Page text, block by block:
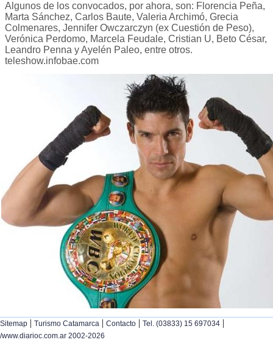
Algunos de los convocados, por ahora, son: Florencia Peña,
Marta Sánchez, Carlos Baute, Valeria Archimó, Grecia
Colmenares, Jennifer Owczarczyn (ex Cuestión de Peso),
Verónica Perdomo, Marcela Feudale, Cristian U, Beto César,
Leandro Penna y Ayelén Paleo, entre otros.
teleshow.infobae.com
Sitemap | Turismo Catamarca | Contacto | Tel. (03833) 15 697034 |
/www.diarioc.com.ar 2002-2026